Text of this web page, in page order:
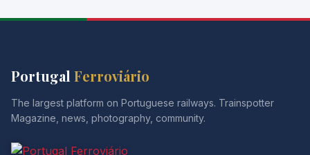
Portugal Ferroviário
The largest platform on Portuguese railways. Trainspotter
Magazine, news, photography, community.